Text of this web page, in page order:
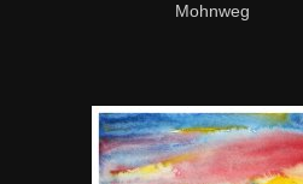
Mohnweg